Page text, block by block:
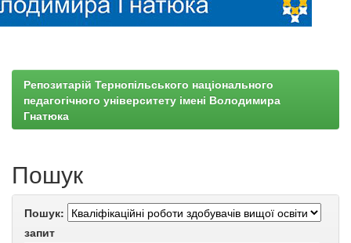
Репозитарій Тернопільського національного
педагогічного університету імені Володимира
Гнатюка
Пошук
Пошук:
запит